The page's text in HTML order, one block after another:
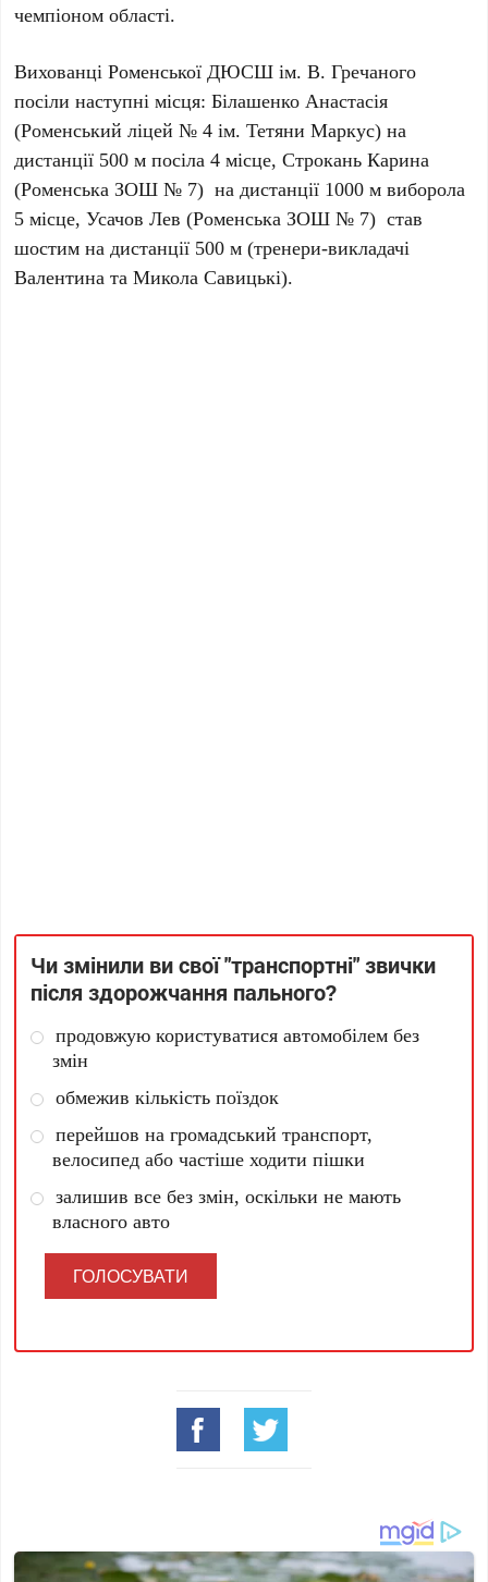
чемпіоном області.
Вихованці Роменської ДЮСШ ім. В. Гречаного
посіли наступні місця: Білашенко Анастасія
(Роменський ліцей № 4 ім. Тетяни Маркус) на
дистанції 500 м посіла 4 місце, Строкань Карина
(Роменська ЗОШ № 7) на дистанції 1000 м виборола
5 місце, Усачов Лев (Роменська ЗОШ № 7) став
шостим на дистанції 500 м (тренери-викладачі
Валентина та Микола Савицькі).
Чи змінили ви свої "транспортні" звички
після здорожчання пального?
продовжую користуватися автомобілем без
змін
обмежив кількість поїздок
перейшов на громадський транспорт,
велосипед або частіше ходити пішки
залишив все без змін, оскільки не мають
власного авто